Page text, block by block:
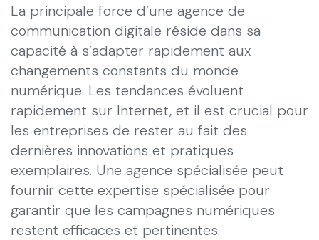
La principale force d’une agence de
communication digitale réside dans sa
capacité à s’adapter rapidement aux
changements constants du monde
numérique. Les tendances évoluent
rapidement sur Internet, et il est crucial pour
les entreprises de rester au fait des
dernières innovations et pratiques
exemplaires. Une agence spécialisée peut
fournir cette expertise spécialisée pour
garantir que les campagnes numériques
restent efficaces et pertinentes.